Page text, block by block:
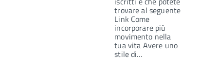
trovare al seguente
Link Come
incorporare più
movimento nella
tua vita Avere uno
stile di…